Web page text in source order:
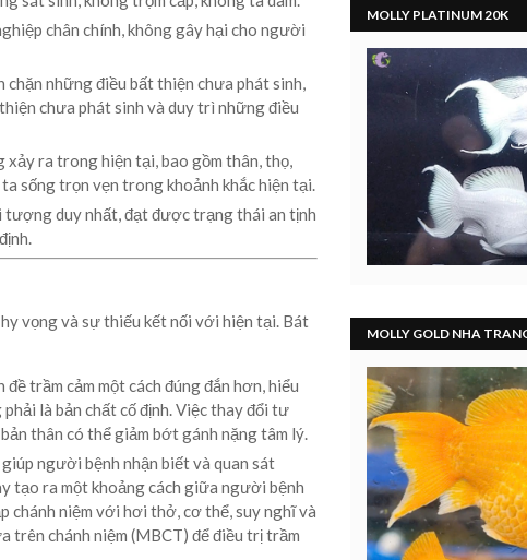
chân chính, không gây hại cho người
chặn những điều bất thiện chưa phát sinh,
chưa phát sinh và duy trì những điều
ra trong hiện tại, bao gồm thân, thọ,
sống trọn vẹn trong khoảnh khắc hiện tại.
duy nhất, đạt được trạng thái an tịnh
vọng và sự thiếu kết nối với hiện tại. Bát
trầm cảm một cách đúng đắn hơn, hiểu
là bản chất cố định. Việc thay đổi tư
thân có thể giảm bớt gánh nặng tâm lý.
người bệnh nhận biết và quan sát
tạo ra một khoảng cách giữa người bệnh
chánh niệm với hơi thở, cơ thể, suy nghĩ và
trên chánh niệm (MBCT) để điều trị trầm
MOLLY PLATINUM 20K
MOLLY GOLD NHA